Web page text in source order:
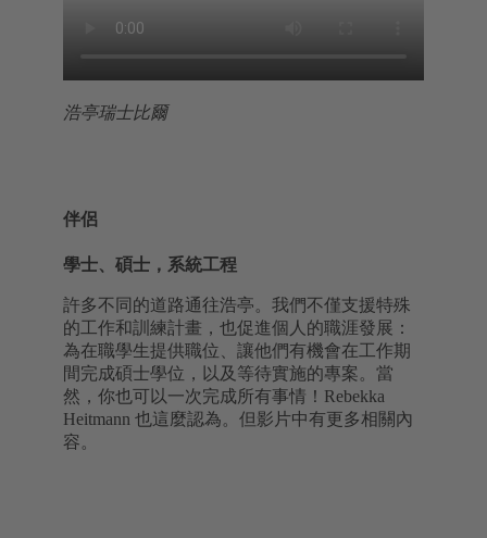
浩亭瑞士比爾
伴侶
學士、碩士，系統工程
許多不同的道路通往浩亭。我們不僅支援特殊
的工作和訓練計畫，也促進個人的職涯發展：
為在職學生提供職位、讓他們有機會在工作期
間完成碩士學位，以及等待實施的專案。當
然，你也可以一次完成所有事情！Rebekka
Heitmann 也這麼認為。但影片中有更多相關內
容。